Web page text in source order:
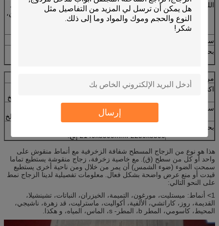
إرسال
اللون
اليورو البرونزية، البرونزية الذهبية، فورد الأزرق، المحيط
الأزرق، الأزرق الداكن، الأخضر الفرنسي، الأخضر الداكن،
اليورو الرمادي، ضباب رمادي، رمادي غامق، الوردي،
سماكة:
بحجم:
مرآة
اكتب
الفضة مرآة، الألومنيوم مرآة، النحاس والرصاص الحرة
مرآة، مرآة السلامة، مرآة الشمسية و مرآة مشطوف الخ
سماكة:
بحجم:
2140x3300mm، 2250x3300 إلخ.
هذا هو نوع من الزجاج المسطح شفافة الزخرفية مع أنماط منقوش على
واحد أو كل من سطح (ق). مع خاصية زخرفة، زجاج منقوشة يستطيع تماما
سمحت الضوء (ضوء الشمس) أن يمر من خلال ومن ناحية أخرى يستطيع
قيدت أو منع عرض واضحة بشكل فعال. معلومات تفصيلية لدينا الزجاج نمط
على النحو التالي:
1> أنماط: ميستليت، مورغون، التميمة، الخيزران، النباتات، تشينشيلا،
القديمة، روز، كاراتشي، الألفية، أكواليت، ماسترليت، قد زهرة، ناشيجي،
المحيط، كاسومي، المطر b، المطر- s، الماس، المياه، و هكذا.